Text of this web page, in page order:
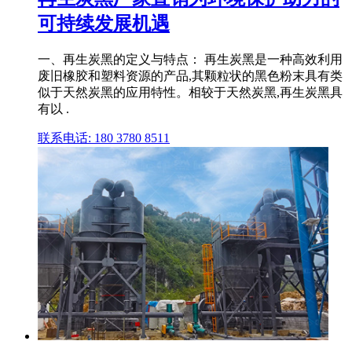
可持续发展机遇
一、再生炭黑的定义与特点： 再生炭黑是一种高效利用
废旧橡胶和塑料资源的产品,其颗粒状的黑色粉末具有类
似于天然炭黑的应用特性。相较于天然炭黑,再生炭黑具
有以 .
联系电话: 180 3780 8511